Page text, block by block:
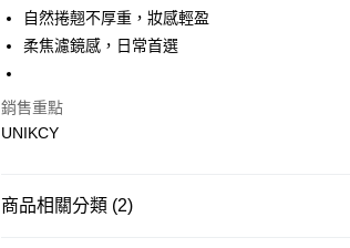
Apple Pay
街口支付
Google Pay
運送方式
自然捲翹不厚重，妝感輕盈
柔焦濾鏡感，日常首選
銷售重點
UNIKCY
商品相關分類 (2)